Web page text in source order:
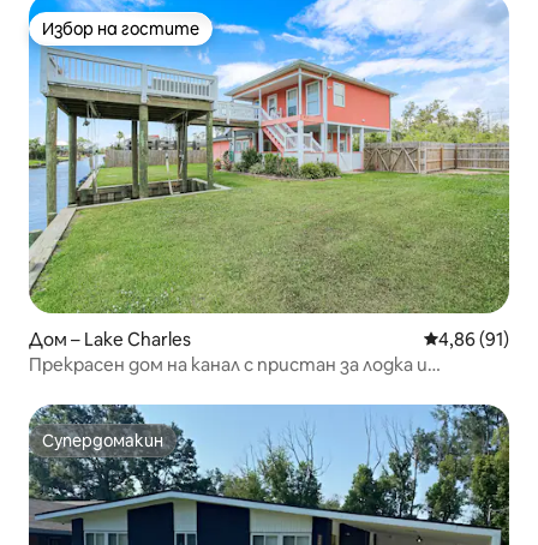
Избор на гостите
Избор на гостите
Дом – Lake Charles Средна
4,86 (91)
Прекрасен дом на канал с пристан за лодка и
Супердомакин
Супердомакин